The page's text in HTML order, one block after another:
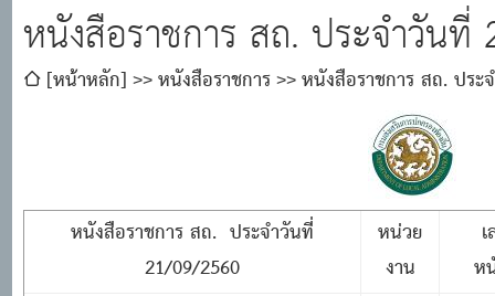
หนังสือราชการ สถ. ประจำวัน
[หน้าหลัก] หนังสือราชการ หนังสือราชการ สถ. ปร
หนังสือราชการ สถ. ประจำวันที่
21/09/2560
หน่วย
งาน
ห